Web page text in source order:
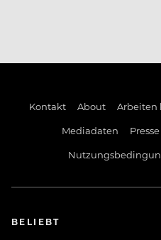
Kontakt About Arbeiten
Mediadaten
Presse
BELIEBT